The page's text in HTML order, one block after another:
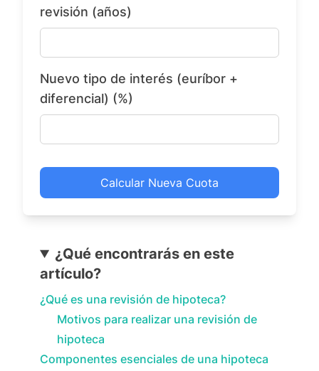
revisión (años)
Nuevo tipo de interés (euríbor +
diferencial) (%)
Calcular Nueva Cuota
¿Qué encontrarás en este
artículo?
¿Qué es una revisión de hipoteca?
Motivos para realizar una revisión de
hipoteca
Componentes esenciales de una hipoteca